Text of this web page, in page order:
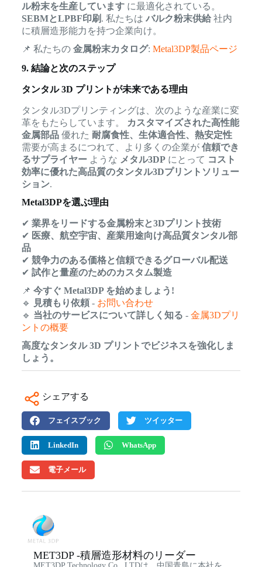
ル粉末を生産していますに最適化されている。
SEBMとLPBF印刷 . 私たちは バルク粉末供給社内
に積層造形能力を持つ企業向け。
📌 私たちの 金属粉末カタログ: Metal3DP製品ページ
9. 結論と次のステップ
タンタル 3D プリントが未来である理由
タンタル3Dプリンティングは、次のような産業に変
革をもたらしています。
カスタマイズされた高性能
金属部品優れた 耐腐食性、生体適合性、熱安定性
需要が高まるにつれて、より多くの企業が 信頼でき
るサプライヤーような メタル3DPにとって コスト
効率に優れた高品質のタンタル3Dプリントソリュー
ション.
Metal3DPを選ぶ理由
✔ 業界をリードする金属粉末と3Dプリント技術
✔ 医療、航空宇宙、産業用途向け高品質タンタル部
品
✔ 競争力のある価格と信頼できるグローバル配送
✔ 試作と量産のためのカスタム製造
📌 今すぐ Metal3DP を始めましょう!
🔹
見積もり依頼- お問い合わせ
🔹 当社のサービスについて詳しく知る - 金属3Dプリ
ントの概要
高度なタンタル 3D プリントでビジネスを強化しま
しょう。
シェアする
フェイスブック ツイッター
LinkedIn WhatsApp
電子メール
MET3DP -積層造形材料のリーダー